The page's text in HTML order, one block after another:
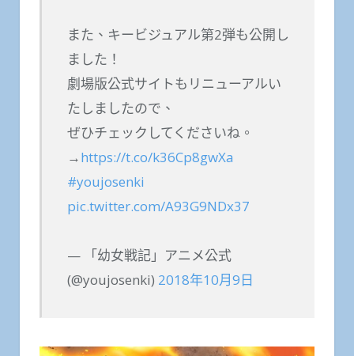
また、キービジュアル第2弾も公開し
ました！
劇場版公式サイトもリニューアルい
たしましたので、
ぜひチェックしてくださいね。
→https://t.co/k36Cp8gwXa
#youjosenki
pic.twitter.com/A93G9NDx37
— 「幼女戦記」アニメ公式
(@youjosenki) 2018年10月9日